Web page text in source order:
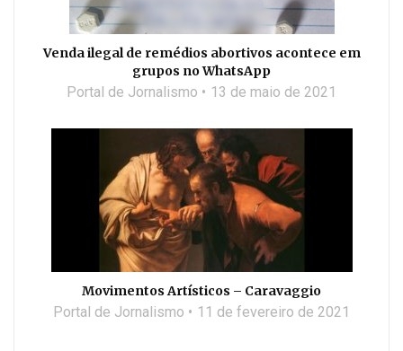
Venda ilegal de remédios abortivos acontece em
grupos no WhatsApp
Portal de Jornalismo 13 de maio de 2021
Movimentos Artísticos – Caravaggio
Portal de Jornalismo 11 de fevereiro de 2021